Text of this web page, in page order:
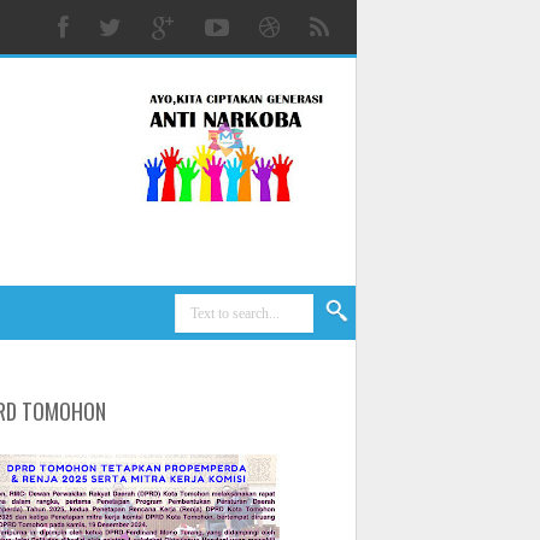
TOMOHON